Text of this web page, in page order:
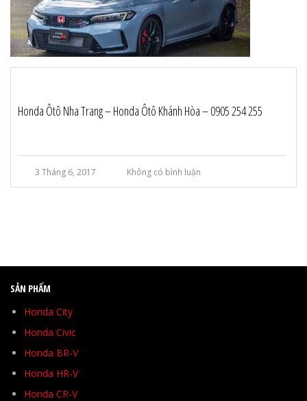
Honda Ôtô Nha Trang – Honda Ôtô Khánh Hòa – 0905 254 255
3 Tháng 6, 2017 Không có bình luận
SẢN PHẨM
Honda City
Honda Civic
Honda BR-V
Honda HR-V
Honda CR-V